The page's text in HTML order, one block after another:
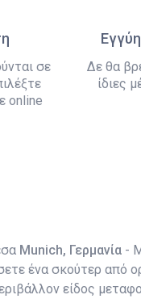
σε
online
Δε θα
ίδιες
Munich, Γερμανία -
ένα σκούτερ από
είδος